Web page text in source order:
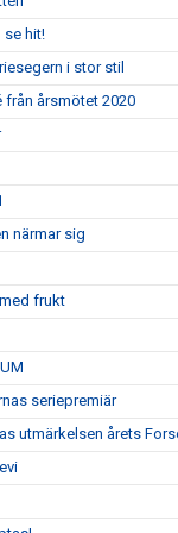
se hit!
i stor stil
årsmötet 2020
närmar sig
frukt
seriepremiär
utmärkelsen årets